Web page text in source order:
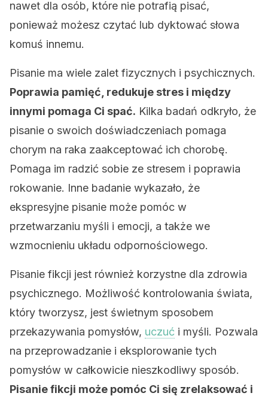
nawet dla osób, które nie potrafią pisać,
ponieważ możesz czytać lub dyktować słowa
komuś innemu.
Pisanie ma wiele zalet fizycznych i psychicznych.
Poprawia pamięć, redukuje stres i między
innymi pomaga Ci spać. Kilka badań odkryło, że
pisanie o swoich doświadczeniach pomaga
chorym na raka zaakceptować ich chorobę.
Pomaga im radzić sobie ze stresem i poprawia
rokowanie. Inne badanie wykazało, że
ekspresyjne pisanie może pomóc w
przetwarzaniu myśli i emocji, a także we
wzmocnieniu układu odpornościowego.
Pisanie fikcji jest również korzystne dla zdrowia
psychicznego. Możliwość kontrolowania świata,
który tworzysz, jest świetnym sposobem
przekazywania pomysłów, uczuć i myśli. Pozwala
na przeprowadzanie i eksplorowanie tych
pomysłów w całkowicie nieszkodliwy sposób.
Pisanie fikcji może pomóc Ci się zrelaksować i